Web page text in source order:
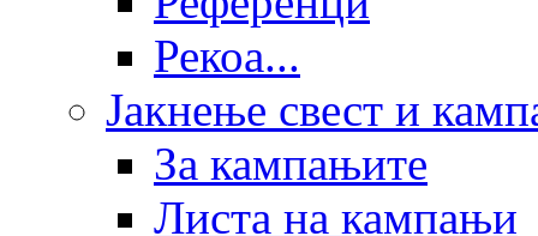
Рекоа...
Јакнење свест и
За кампањите
Листа на кампањи